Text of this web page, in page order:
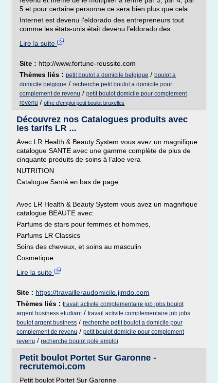
5 et pour certaine personne ce sera bien plus que cela.
Internet est devenu l'eldorado des entrepreneurs tout
comme les états-unis était devenu l'eldorado des...
Lire la suite
Site : http://www.fortune-reussite.com
Thèmes liés : petit boulot a domicile belgique / boulot a
domicile belgique / recherche petit boulot a domicile pour
complement de revenu / petit boulot domicile pour complement
revenu / offre d'emploi petit boulot bruxelles
Découvrez nos Catalogues produits avec
les tarifs LR ...
Avec LR Health & Beauty System vous avez un magnifique
catalogue SANTE avec une gamme complète de plus de
cinquante produits de soins à l'aloe vera
NUTRITION
Catalogue Santé en bas de page
Avec LR Health & Beauty System vous avez un magnifique
catalogue BEAUTE avec:
Parfums de stars pour femmes et hommes,
Parfums LR Classics
Soins des cheveux, et soins au masculin
Cosmetique...
Lire la suite
Site : https://travailleraudomicile.jimdo.com
Thèmes liés : travail activite complementaire job jobs boulot
argent business etudiant/ travail activite complementaire job jobs
boulot argent business / recherche petit boulot a domicile pour
complement de revenu / petit boulot domicile pour complement
revenu / recherche boulot pole emploi
Petit boulot Portet Sur Garonne -
recrutemoi.com
Petit boulot Portet Sur Garonne